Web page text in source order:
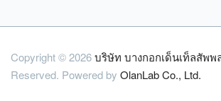
Copyright © 2026บริษัท บางกอกเด็นเท็ลสัพพ
Reserved. Powered by OlanLab Co., Ltd.